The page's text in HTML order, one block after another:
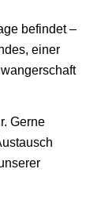
befindet –
einer
Gerne